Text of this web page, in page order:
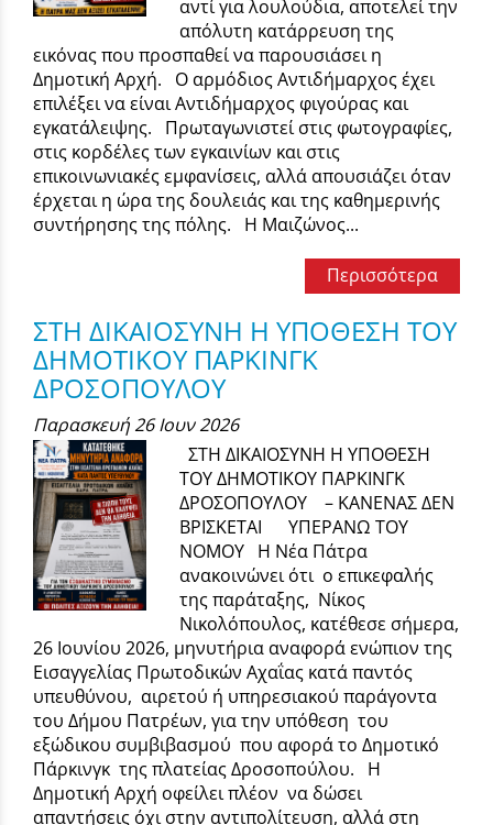
αντί για λουλούδια, αποτελεί την
απόλυτη κατάρρευση της
εικόνας που προσπαθεί να παρουσιάσει η
Δημοτική Αρχή. Ο αρμόδιος Αντιδήμαρχος έχει
επιλέξει να είναι Αντιδήμαρχος φιγούρας και
εγκατάλειψης. Πρωταγωνιστεί στις φωτογραφίες,
στις κορδέλες των εγκαινίων και στις
επικοινωνιακές εμφανίσεις, αλλά απουσιάζει όταν
έρχεται η ώρα της δουλειάς και της καθημερινής
συντήρησης της πόλης. Η Μαιζώνος...
Περισσότερα
ΣΤΗ ΔΙΚΑΙΟΣΥΝΗ Η ΥΠΟΘΕΣΗ ΤΟΥ
ΔΗΜΟΤΙΚΟΥ ΠΑΡΚΙΝΓΚ
ΔΡΟΣΟΠΟΥΛΟΥ
Παρασκευή 26 Ιουν 2026
ΣΤΗ ΔΙΚΑΙΟΣΥΝΗ Η ΥΠΟΘΕΣΗ
ΤΟΥ ΔΗΜΟΤΙΚΟΥ ΠΑΡΚΙΝΓΚ
ΔΡΟΣΟΠΟΥΛΟΥ – ΚΑΝΕΝΑΣ ΔΕΝ
ΒΡΙΣΚΕΤΑΙ ΥΠΕΡΑΝΩ ΤΟΥ
ΝΟΜΟΥ Η Νέα Πάτρα
ανακοινώνει ότι ο επικεφαλής
της παράταξης, Νίκος
Νικολόπουλος, κατέθεσε σήμερα,
26 Ιουνίου 2026, μηνυτήρια αναφορά ενώπιον της
Εισαγγελίας Πρωτοδικών Αχαΐας κατά παντός
υπευθύνου, αιρετού ή υπηρεσιακού παράγοντα
του Δήμου Πατρέων, για την υπόθεση του
εξώδικου συμβιβασμού που αφορά το Δημοτικό
Πάρκινγκ της πλατείας Δροσοπούλου. Η
Δημοτική Αρχή οφείλει πλέον να δώσει
απαντήσεις όχι στην αντιπολίτευση, αλλά στη